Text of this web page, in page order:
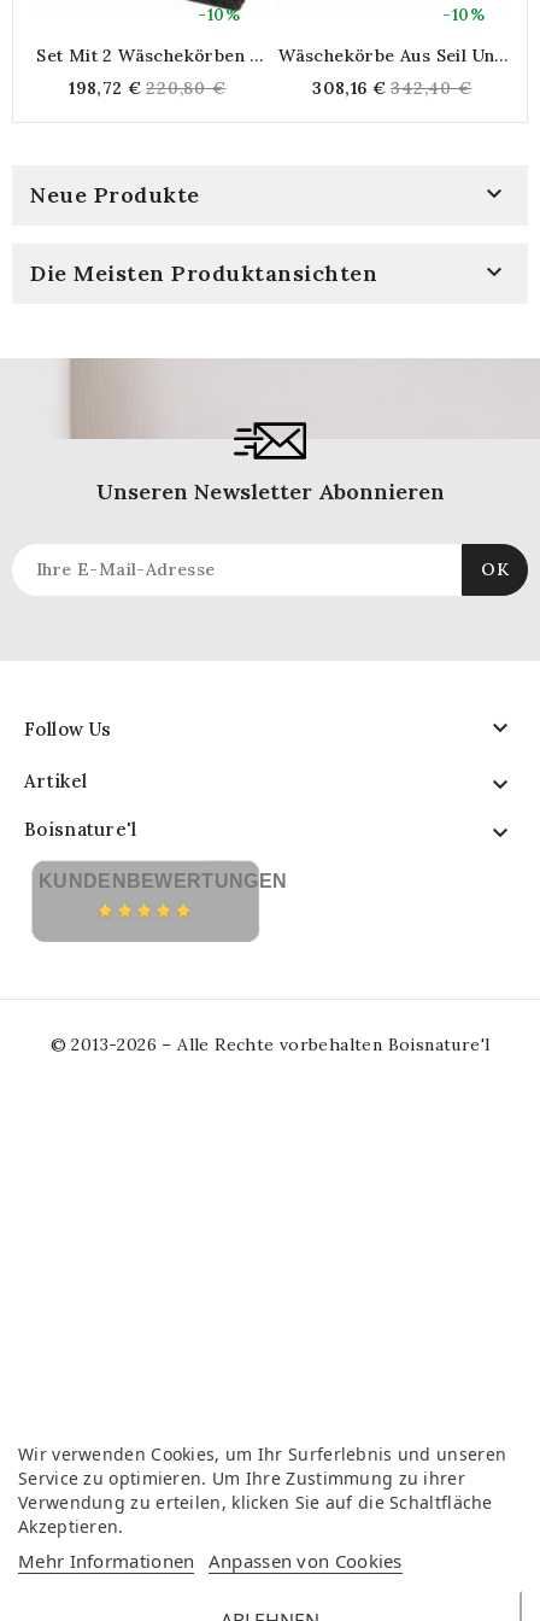
-10%
Set Mit 2 Wäschekörben +
Getöntem Mais
198,72 € Regular
price
220,80 €
-10%
Wäschekörbe Aus Seil Und
308,16 € Regular
price
342,40 €
Neue Produkte 
Die Meisten Produktansichten 
Unseren Newsletter Abonnieren
Follow Us 
Artikel 
Boisnature'l 
Wir verwenden Cookies, um Ihr Surferlebnis und unseren
Service zu optimieren. Um Ihre Zustimmung zu ihrer
Verwendung zu erteilen, klicken Sie auf die Schaltfläche
Akzeptieren.
Mehr Informationen Anpassen von Cookies
KUNDENBEWERTUNGEN
© 2013-2026 – Alle Rechte vorbehalten Boisnature'l